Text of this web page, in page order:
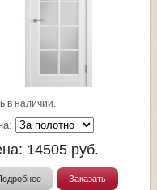
в наличии.
14505 руб.
Заказать